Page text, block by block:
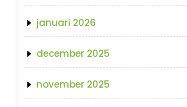
januari 2026
december 2025
november 2025